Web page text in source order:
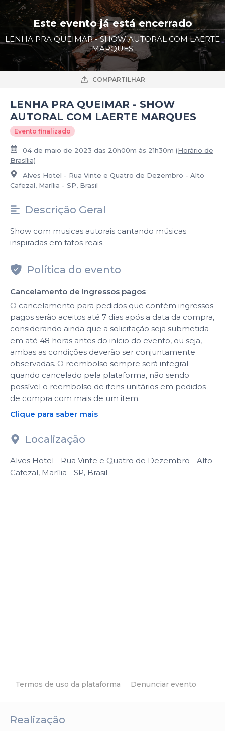
Este evento já está encerrado
LENHA PRA QUEIMAR - SHOW AUTORAL COM LAERTE
MARQUES
COMPARTILHAR
LENHA PRA QUEIMAR - SHOW
AUTORAL COM LAERTE MARQUES
Evento finalizado
04 de maio de 2023 das 20h00m às 21h30m (Horário de
Brasília)
Alves Hotel - Rua Vinte e Quatro de Dezembro - Alto
Cafezal, Marília - SP, Brasil
Descrição Geral
Show com musicas autorais cantando músicas
inspiradas em fatos reais.
Política do evento
Cancelamento de ingressos pagos
O cancelamento para pedidos que contém ingressos
pagos serão aceitos até 7 dias após a data da compra,
considerando ainda que a solicitação seja submetida
em até 48 horas antes do início do evento, ou seja,
ambas as condições deverão ser conjuntamente
observadas. O reembolso sempre será integral
quando cancelado pela plataforma, não sendo
possível o reembolso de itens unitários em pedidos
de compra com mais de um item.
Clique para saber mais
Localização
Alves Hotel - Rua Vinte e Quatro de Dezembro - Alto
Cafezal, Marília - SP, Brasil
Termos de uso da plataforma Denunciar evento
Realização